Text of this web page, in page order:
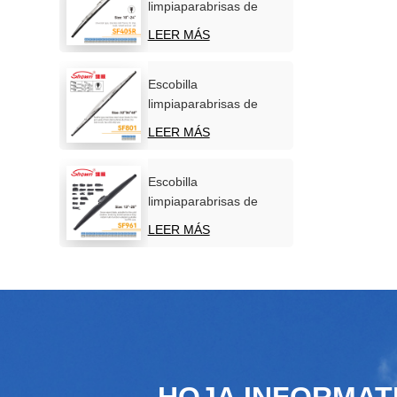
limpiaparabrisas de
acero inoxidable para
parabrisas de coche
LEER MÁS
Escobilla
limpiaparabrisas de
acero inoxidable para
uso marítimo
LEER MÁS
Escobilla
limpiaparabrisas de
nieve de invierno de
nuevo diseño
LEER MÁS